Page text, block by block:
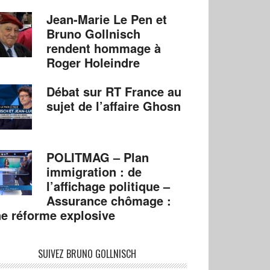
Jean-Marie Le Pen et
Bruno Gollnisch
rendent hommage à
Roger Holeindre
Débat sur RT France au
sujet de l’affaire Ghosn
POLITMAG – Plan
immigration : de
l’affichage politique –
Assurance chômage :
réforme explosive
SUIVEZ BRUNO GOLLNISCH